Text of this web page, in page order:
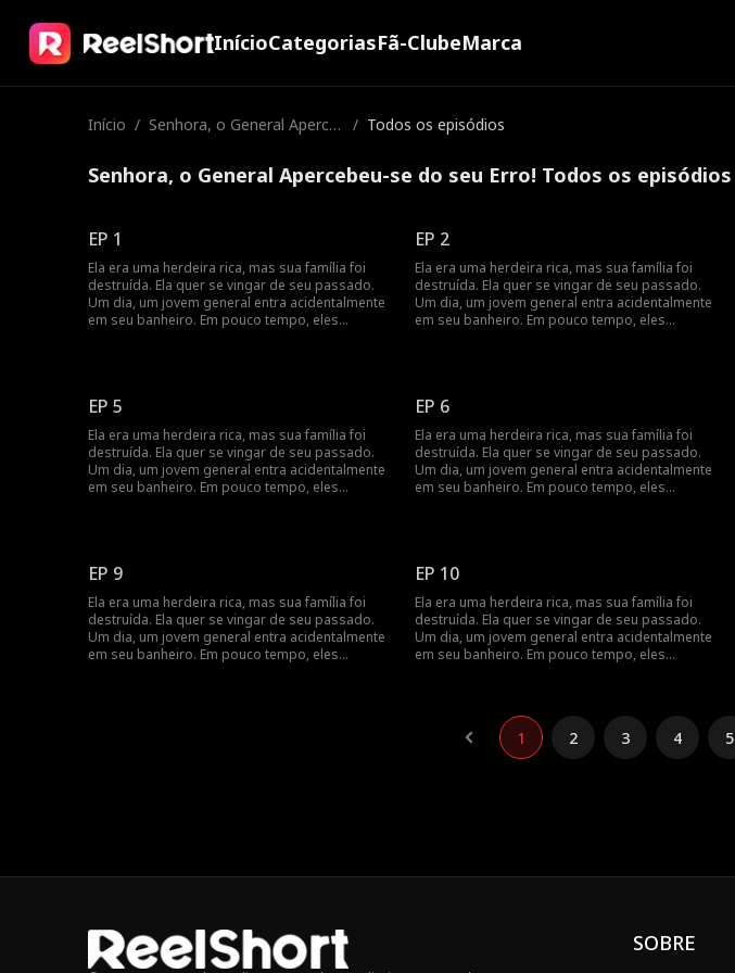
InícioCategoriasFã-ClubeMarca
Início / Senhora, o General Aperce
/ Todos os episódios
Senhora, o General Apercebeu-se do seu Erro! Todos os episódios
EP 1
Ela era uma herdeira rica, mas sua família foi
destruída. Ela quer se vingar de seu passado.
Um dia, um jovem general entra acidentalmente
em seu banheiro. Em pouco tempo, eles
EP 2
Ela era uma herdeira rica, mas sua família foi
destruída. Ela quer se vingar de seu passado.
Um dia, um jovem general entra acidentalmente
em seu banheiro. Em pouco tempo, eles
EP 5
Ela era uma herdeira rica, mas sua família foi
destruída. Ela quer se vingar de seu passado.
Um dia, um jovem general entra acidentalmente
em seu banheiro. Em pouco tempo, eles
EP 6
Ela era uma herdeira rica, mas sua família foi
destruída. Ela quer se vingar de seu passado.
Um dia, um jovem general entra acidentalmente
em seu banheiro. Em pouco tempo, eles
EP 9
Ela era uma herdeira rica, mas sua família foi
destruída. Ela quer se vingar de seu passado.
Um dia, um jovem general entra acidentalmente
em seu banheiro. Em pouco tempo, eles
EP 10
Ela era uma herdeira rica, mas sua família foi
destruída. Ela quer se vingar de seu passado.
Um dia, um jovem general entra acidentalmente
em seu banheiro. Em pouco tempo, eles
1 2 3 4 5
SOBRE